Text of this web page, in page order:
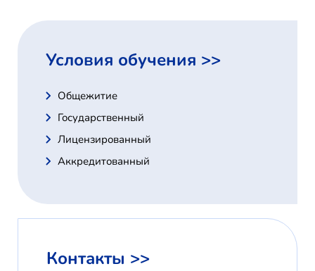
Условия обучения >>
Общежитие
Государственный
Лицензированный
Аккредитованный
Контакты >>